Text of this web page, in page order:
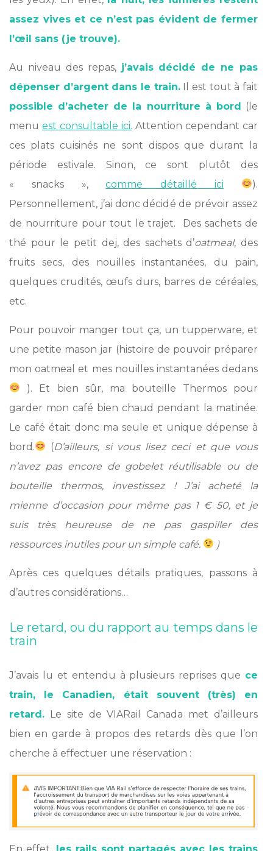
assez vives et ce n’est pas évident de fermer
l’œil sans (je trouve).
Au niveau des repas, j’avais décidé de ne pas
dépenser d’argent dans le train.Il est tout à fait
possible d’acheter de la nourriture à bord (le
menu est consultable ici. Attention cependant car
ces plats cuisinés ne sont dispos que durant la
période estivale. Sinon, ce sont plutôt des
« snacks »,comme détaillé ici
).
Personnellement, j’ai donc décidé de prévoir assez
de nourriture pour tout le trajet. Des sachets de
thé pour le petit dej, des sachets d’oatmeal, des
fruits secs, des nouilles instantanées, du pain,
quelques crudités, œufs durs, barres de céréales,
etc.
Pour pouvoir manger tout ça, un tupperware, et
une petite mason jar (histoire de pouvoir préparer
mon oatmeal et mes nouilles instantanées dedans
). Et bien sûr, ma bouteille Thermos pour
garder mon café bien chaud pendant la matinée.
Le café était donc ma seule et unique dépense à
bord.
(D’ailleurs, si vous lisez ceci et que vous
n’avez pas encore de gobelet réutilisable ou de
bouteille thermos, investissez ! J’ai acheté la
mienne d’occasion pour même pas 1 € 50, et je
suis très heureuse de ne pas gaspiller des
ressources inutiles pour un simple café.
)
Après ces quelques détails pratiques, passons à
d’autres considérations…
Le retard, ou du rapport au temps dans le
train
J’avais lu et entendu à plusieurs reprises que ce
train, le Canadien, était souvent (très) en
retard. Le site de VIARail Canada met d’ailleurs
bien en garde à propos des retards dès que l’on
cherche à effectuer une réservation :